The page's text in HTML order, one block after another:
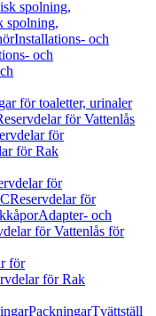
spolning,
spolning,
Installations- och
och
för toaletter, urinaler
för Vattenlås
för
för Rak
för
Reservdelar för
Adapter- och
för Vattenlås för
för
för Rak
PackningarTvättställ